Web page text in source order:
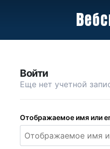
Войти
Еще нет учетной
Отображаемое имя или